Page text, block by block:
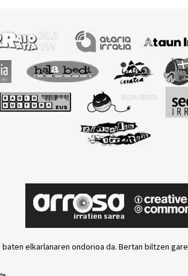
elkarlanaren ondorioa da. Bertan biltzen